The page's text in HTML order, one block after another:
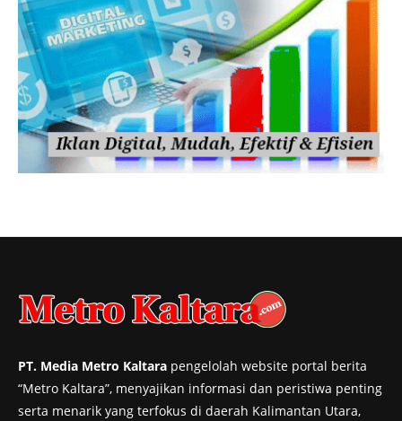
PT. Media Metro Kaltara pengelolah website portal berita
“Metro Kaltara”, menyajikan informasi dan peristiwa penting
serta menarik yang terfokus di daerah Kalimantan Utara,